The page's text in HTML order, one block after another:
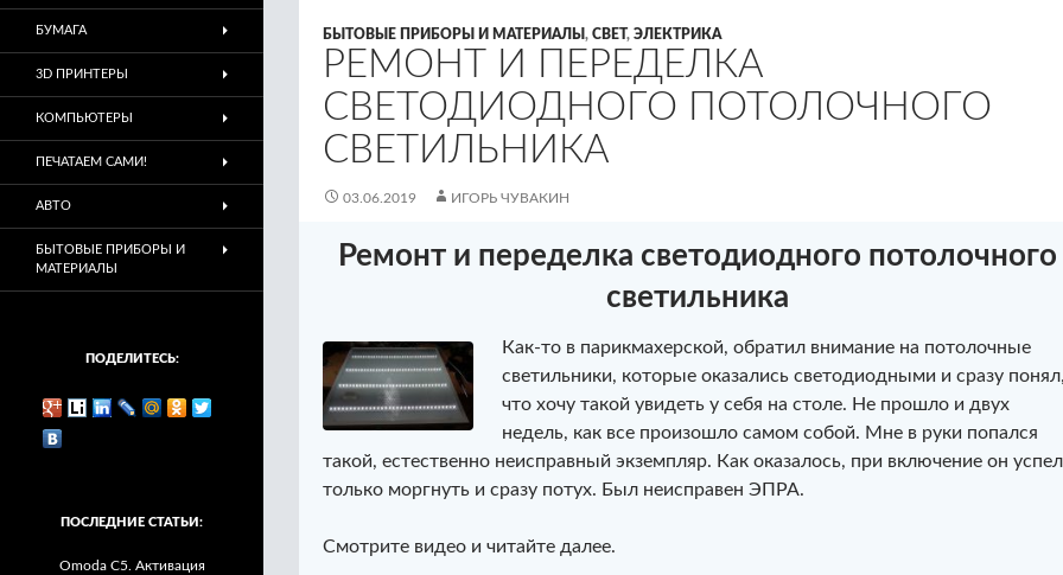
БЫТОВЫЕ ПРИБОРЫ И МАТЕРИАЛЫ , СВЕТ, ЭЛЕКТРИКА
РЕМОНТ И ПЕРЕДЕЛКА
СВЕТОДИОДНОГО ПОТОЛОЧНОГО
СВЕТИЛЬНИКА
03.06.2019 ИГОРЬ ЧУВАКИН
Ремонт и переделка светодиодного потолочного
светильника
Как-то в парикмахерской, обратил внимание на потолочные
светильники, которые оказались светодиодными и сразу
что хочу такой увидеть у себя на столе. Не прошло и двух
недель, как все произошло самом собой. Мне в руки попался
такой, естественно неисправный экземпляр. Как оказалось, при включение он успел
только моргнуть и сразу потух. Был неисправен ЭПРА.
Смотрите видео и читайте далее.
БУМАГА
3D ПРИНТЕРЫ
КОМПЬЮТЕРЫ
ПЕЧАТАЕМ САМИ!
АВТО
БЫТОВЫЕ ПРИБОРЫ И
МАТЕРИАЛЫ
ПОДЕЛИТЕСЬ:
ПОСЛЕДНИЕ СТАТЬИ:
Omoda C5. Активация